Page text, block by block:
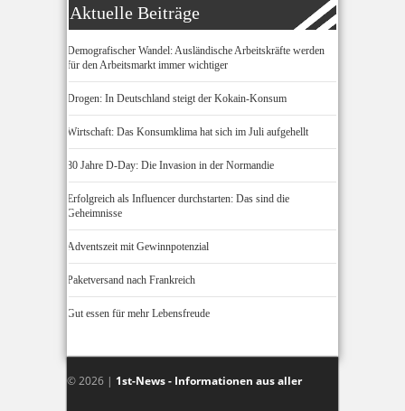
Aktuelle Beiträge
Demografischer Wandel: Ausländische Arbeitskräfte werden
für den Arbeitsmarkt immer wichtiger
Drogen: In Deutschland steigt der Kokain-Konsum
Wirtschaft: Das Konsumklima hat sich im Juli aufgehellt
80 Jahre D-Day: Die Invasion in der Normandie
Erfolgreich als Influencer durchstarten: Das sind die
Geheimnisse
Adventszeit mit Gewinnpotenzial
Paketversand nach Frankreich
Gut essen für mehr Lebensfreude
© 2026 | 1st-News - Informationen aus aller